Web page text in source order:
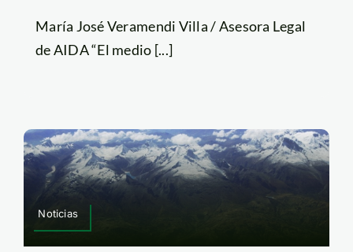
María José Veramendi Villa / Asesora Legal
de AIDA “El medio [...]
Noticias